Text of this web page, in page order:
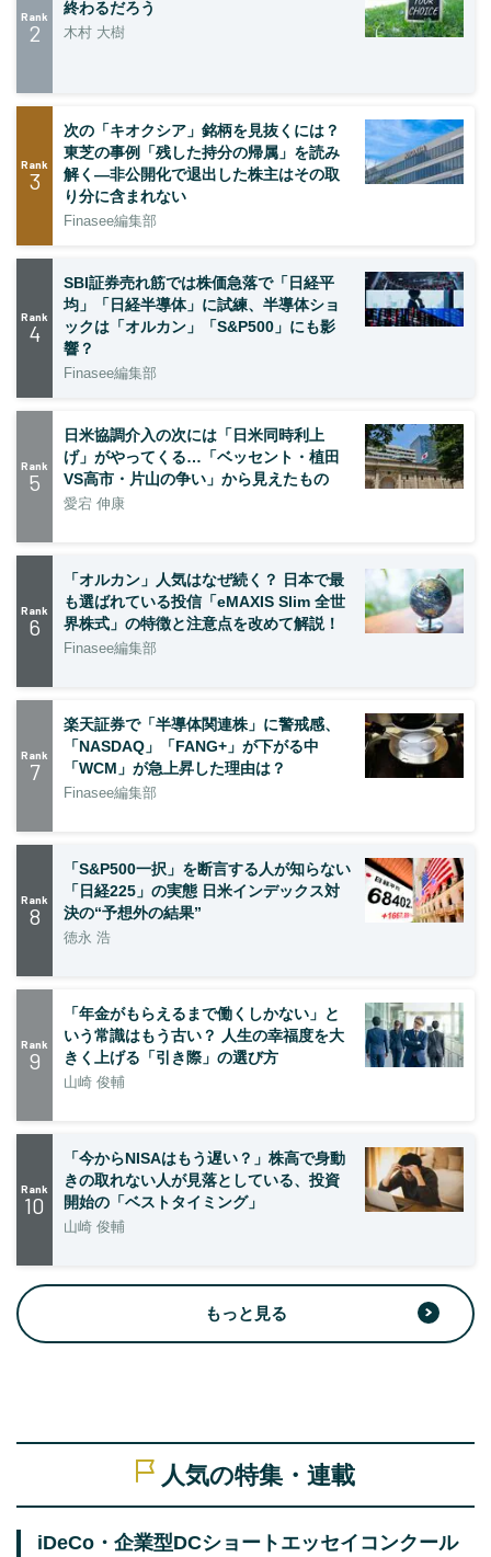
Rank
2
終わるだろう
木村 大樹
Rank
3
次の「キオクシア」銘柄を見抜くには？
東芝の事例「残した持分の帰属」を読み
解く—非公開化で退出した株主はその取
り分に含まれない
Finasee編集部
Rank
4
SBI証券売れ筋では株価急落で「日経平
均」「日経半導体」に試練、半導体ショ
ックは「オルカン」「S&P500」にも影
響？
Finasee編集部
Rank
5
日米協調介入の次には「日米同時利上
げ」がやってくる…「ベッセント・植田
VS高市・片山の争い」から見えたもの
愛宕 伸康
Rank
6
「オルカン」人気はなぜ続く？ 日本で最
も選ばれている投信「eMAXIS Slim 全世
界株式」の特徴と注意点を改めて解説！
Finasee編集部
Rank
7
楽天証券で「半導体関連株」に警戒感、
「NASDAQ」「FANG+」が下がる中
「WCM」が急上昇した理由は？
Finasee編集部
Rank
8
「S&P500一択」を断言する人が知らない
「日経225」の実態 日米インデックス対
決の“予想外の結果”
徳永 浩
Rank
9
「年金がもらえるまで働くしかない」と
いう常識はもう古い？ 人生の幸福度を大
きく上げる「引き際」の選び方
山崎 俊輔
Rank
10
「今からNISAはもう遅い？」株高で身動
きの取れない人が見落としている、投資
開始の「ベストタイミング」
山崎 俊輔
もっと見る
人気の特集・連載
iDeCo・企業型DCショートエッセイコンクール